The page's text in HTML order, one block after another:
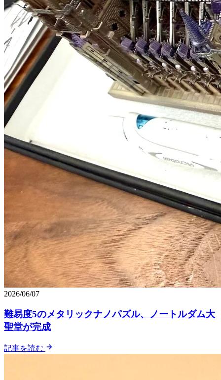
2026/06/07
難易度5のメタリックナノパズル、ノートルダム大
聖堂が完成
記事を読む